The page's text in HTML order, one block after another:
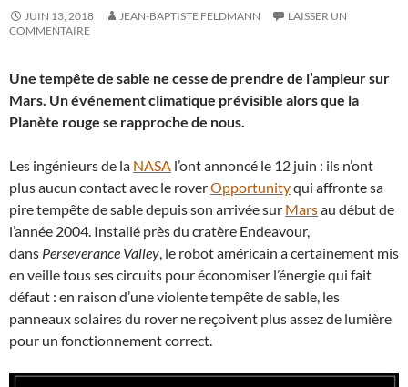
JUIN 13, 2018 JEAN-BAPTISTE FELDMANN
LAISSER UN
COMMENTAIRE
Une tempête de sable ne cesse de prendre de l’ampleur sur
Mars. Un événement climatique prévisible alors que la
Planète rouge se rapproche de nous.
Les ingénieurs de la NASA l’ont annoncé le 12 juin : ils n’ont
plus aucun contact avec le roverOpportunityqui affronte sa
pire tempête de sable depuis son arrivée sur Marsau début de
l’année 2004. Installé près du cratère Endeavour,
dans Perseverance Valley , le robot américain a certainement mis
en veille tous ses circuits pour économiser l’énergie qui fait
défaut : en raison d’une violente tempête de sable, les
panneaux solaires du rover ne reçoivent plus assez de lumière
pour un fonctionnement correct.